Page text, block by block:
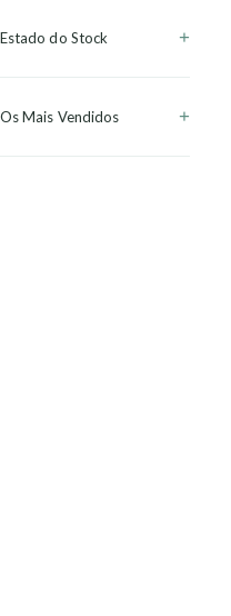
Estado do Stock
Os Mais Vendidos